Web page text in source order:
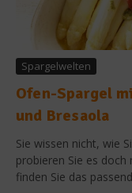
Spargelwelten
Ofen-Spargel
und Bresaola
Sie wissen nicht, wie
probieren Sie es
finden Sie das